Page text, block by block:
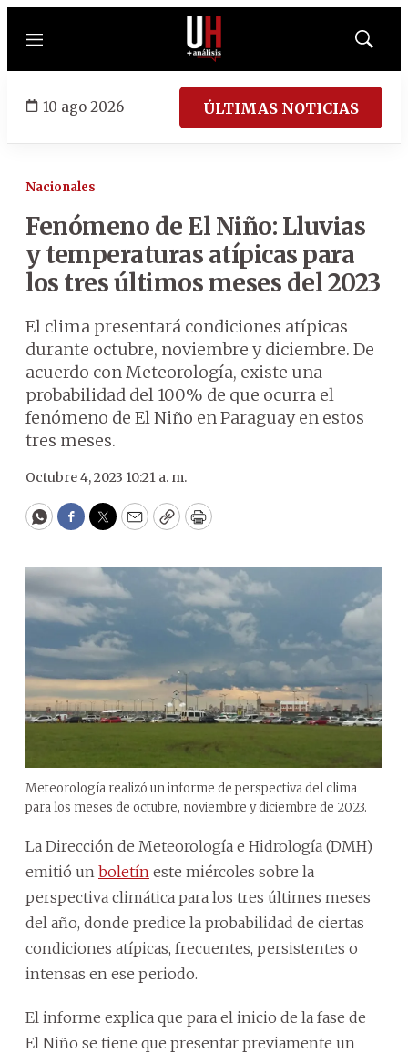
Menú
Mostrar
10 ago 2026 ÚLTIMAS NOTICIAS
Nacionales
Fenómeno de El Niño: Lluvias
y temperaturas atípicas para
los tres últimos meses del 2023
El clima presentará condiciones atípicas
durante octubre, noviembre y diciembre. De
acuerdo con Meteorología, existe una
probabilidad del 100% de que ocurra el
fenómeno de El Niño en Paraguay en estos
tres meses.
Octubre 4, 2023 10:21 a. m.
WhatsApp
Facebook
Twitter
EmailCopyPrint
Meteorología realizó un informe de perspectiva del clima
para los meses de octubre, noviembre y diciembre de 2023.
La Dirección de Meteorología e Hidrología (DMH)
emitió un boletín este miércoles sobre la
perspectiva climática para los tres últimes meses
del año, donde predice la probabilidad de ciertas
condiciones atípicas, frecuentes, persistentes o
intensas en ese periodo.
El informe explica que para el inicio de la fase de
El Niño se tiene que presentar previamente un